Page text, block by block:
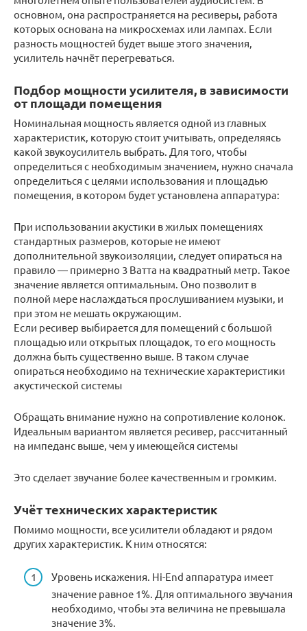
основном, она распространяется на ресиверы, работа
которых основана на микросхемах или лампах. Если
разность мощностей будет выше этого значения,
усилитель начнёт перегреваться.
Подбор мощности усилителя, в зависимости
от площади помещения
Номинальная мощность является одной из главных
характеристик, которую стоит учитывать, определяясь
какой звукоусилитель выбрать. Для того, чтобы
определиться с необходимым значением, нужно сначала
определиться с целями использования и площадью
помещения, в котором будет установлена аппаратура:
При использовании акустики в жилых помещениях
стандартных размеров, которые не имеют
дополнительной звукоизоляции, следует опираться на
правило — примерно 3 Ватта на квадратный метр. Такое
значение является оптимальным. Оно позволит в
полной мере наслаждаться прослушиванием музыки, и
при этом не мешать окружающим.
Если ресивер выбирается для помещений с большой
площадью или открытых площадок, то его мощность
должна быть существенно выше. В таком случае
опираться необходимо на технические характеристики
акустической системы
Обращать внимание нужно на сопротивление колонок.
Идеальным вариантом является ресивер, рассчитанный
на импеданс выше, чем у имеющейся системы
Это сделает звучание более качественным и громким.
Учёт технических характеристик
Помимо мощности, все усилители обладают и рядом
других характеристик. К ним относятся:
Уровень искажения. Hi-End аппаратура имеет
значение равное 1%. Для оптимального звучания
необходимо, чтобы эта величина не превышала
значение 3%.